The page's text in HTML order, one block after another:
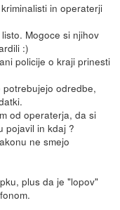
in operaterji
Mogoce si njihov
:)
policije o kraji prinesti
odredbe,
od operaterja, da si
pojavil in kdaj ?
ne smejo
plus da je "lopov"